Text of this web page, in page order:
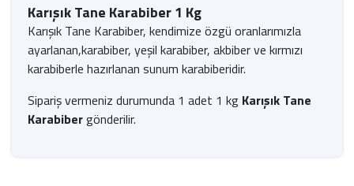
Karışık Tane Karabiber 1 Kg
Karışık Tane Karabiber, kendimize özgü oranlarımızla
ayarlanan,karabiber, yeşil karabiber, akbiber ve kırmızı
karabiberle hazırlanan sunum karabiberidir.
Sipariş vermeniz durumunda 1 adet 1 kg Karışık Tane
Karabibergönderilir.